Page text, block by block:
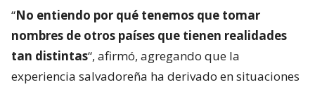
“No entiendo por qué tenemos que tomar
nombres de otros países que tienen realidades
tan distintas“, afirmó, agregando que la
experiencia salvadoreña ha derivado en situaciones